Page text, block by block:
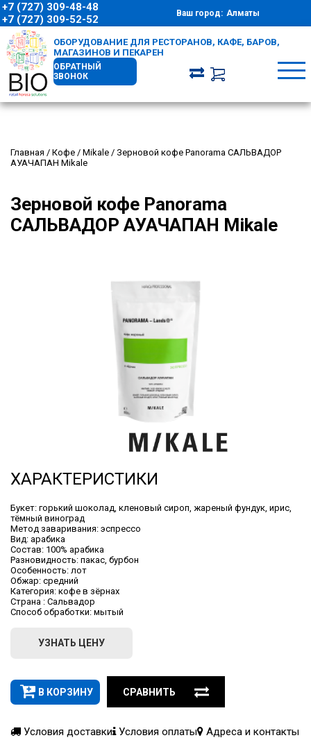
+7 (727) 309-48-48
+7 (727) 309-52-52
Ваш город: Алматы
ОБОРУДОВАНИЕ ДЛЯ РЕСТОРАНОВ, КАФЕ, БАРОВ,
МАГАЗИНОВ И ПЕКАРЕН
ОБРАТНЫЙ
ЗВОНОК
Главная / Кофе / Mikale / Зерновой кофе Panorama САЛЬВАДОР
АУАЧАПАН Mikale
Зерновой кофе Panorama
САЛЬВАДОР АУАЧАПАН Mikale
ХАРАКТЕРИСТИКИ
Букет: горький шоколад, кленовый сироп, жареный фундук, ирис,
тёмный виноград
Метод заваривания: эспрессо
Вид: арабика
Состав: 100% арабика
Разновидность: пакас, бурбон
Особенность: лот
Обжар: средний
Категория: кофе в зёрнах
Cтрана : Сальвадор
Способ обработки: мытый
УЗНАТЬ ЦЕНУ
В КОРЗИНУ СРАВНИТЬ
Условия доставки Условия оплаты Адреса и контакты